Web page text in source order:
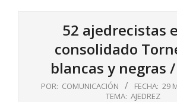
52 ajedrecistas
consolidado
blancas y negras
POR: COMUNICACIÓN FECHA: 29
TEMA: AJEDREZ